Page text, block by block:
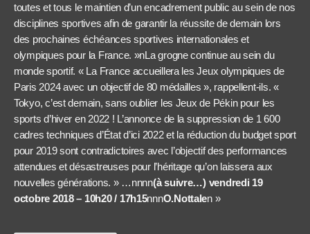
toutes et tous le maintien d’un encadrement public au sein de nos
disciplines sportives afin de garantir la réussite de demain lors
des prochaines échéances sportives internationales et
olympiques pour la France. »nLa grogne continue au sein du
monde sportif. « La France accueillera les Jeux olympiques de
Paris 2024 avec un objectif de 80 médailles », rappellent-ils. «
Tokyo, c’est demain, sans oublier les Jeux de Pékin pour les
sports d’hiver en 2022 ! L’annonce de la suppression de 1 600
cadres techniques d’État d’ici 2022 et la réduction du budget sport
pour 2019 sont contradictoires avec l’objectif des performances
attendues et désastreuses pour l’héritage qu’on laissera aux
nouvelles générations. » …nnnn(à suivre…) vendredi 19
octobre 2018 – 10h20 / 17h15nnnO.Nottalen »